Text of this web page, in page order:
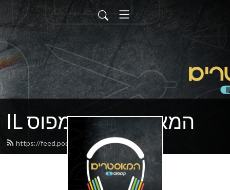
IL המאסטרים - קמפוס
https://feed.podbean.com/campusIL/feed.xml